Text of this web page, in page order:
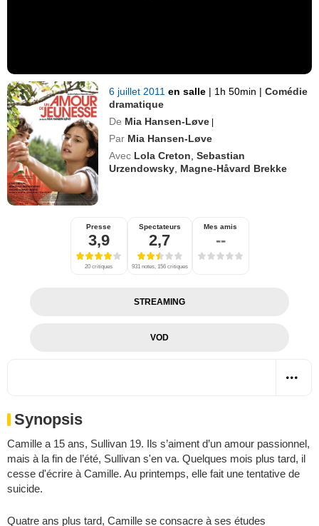
6 juillet 2011en salle | 1h 50min | Comédie
dramatique
De Mia Hansen-Løve |
Par Mia Hansen-Løve
Avec Lola Creton ,Sebastian
Urzendowsky Magne-Håvard Brekke
Presse
3,9
20 critiques
Spectateurs
2,7
931 notes, 156 critiques
Mes amis
--
STREAMING
VOD
Synopsis
Camille a 15 ans, Sullivan 19. Ils s’aiment d’un amour passionnel,
mais à la fin de l’été, Sullivan s'en va. Quelques mois plus tard, il
cesse d'écrire à Camille. Au printemps, elle fait une tentative de
suicide.
Quatre ans plus tard, Camille se consacre à ses études